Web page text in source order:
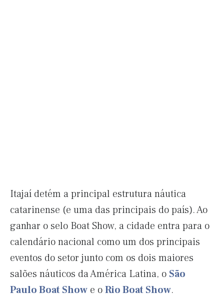
Itajaí detém a principal estrutura náutica
catarinense (e uma das principais do país). Ao
ganhar o selo Boat Show, a cidade entra para o
calendário nacional como um dos principais
eventos do setor junto com os dois maiores
salões náuticos da América Latina, o São
Paulo Boat Show e oRio Boat Show.